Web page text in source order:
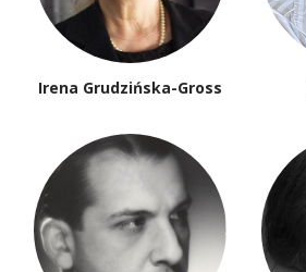
Irena Grudzińska-Gross